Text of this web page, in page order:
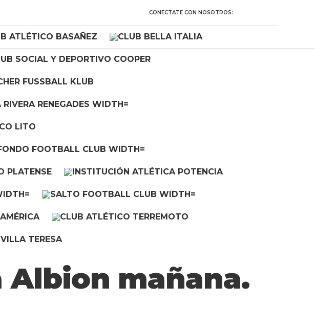
CONECTATE CON NOSOTROS:
Albion mañana.